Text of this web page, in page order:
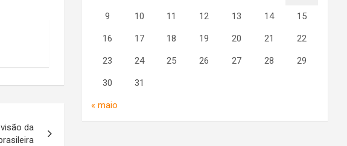
da
9 10 11 12 13 14 15
16 17 18 19 20 21 22
23 24 25 26 27 28 29
30 31
« maio